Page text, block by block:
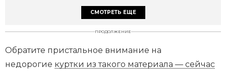
СМОТРЕТЬ ЕЩЕ
ПРОДОЛЖЕНИЕ
Обратите пристальное внимание на
недорогие куртки из такого материала — сейчас